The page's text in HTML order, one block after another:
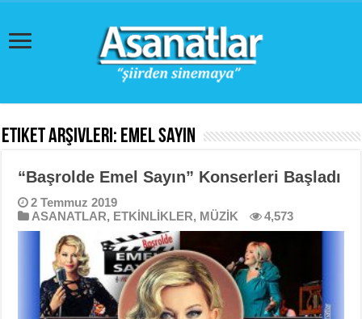
Etiket Arşivleri: Emel Sayın
“Başrolde Emel Sayın” Konserleri Başladı
2 Temmuz 2019
ASANATLAR, ETKİNLİKLER, MÜZİK 4,573